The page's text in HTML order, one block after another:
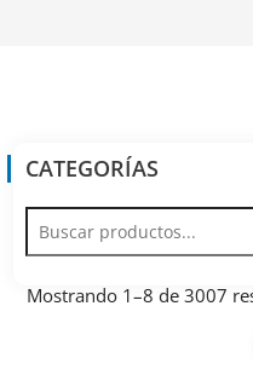
CATEGORÍAS
Mostrando 1–8 de 3007